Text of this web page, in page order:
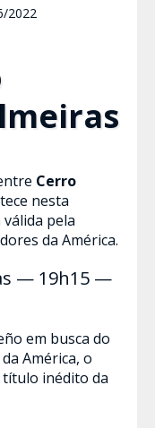
2022
Cerro
nesta
pela
da América.
— 19h15 —
em busca do
América, o
inédito da